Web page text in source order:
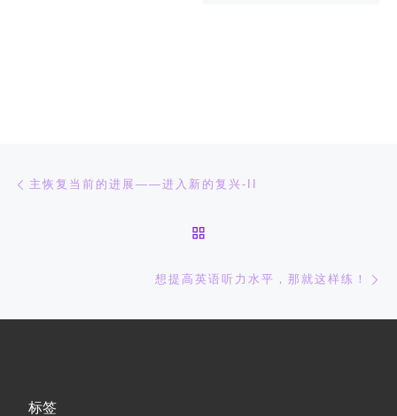
文章导航
主恢复当前的进展——进入新的复兴-II
想提高英语听力水平，那就这样练！
标签